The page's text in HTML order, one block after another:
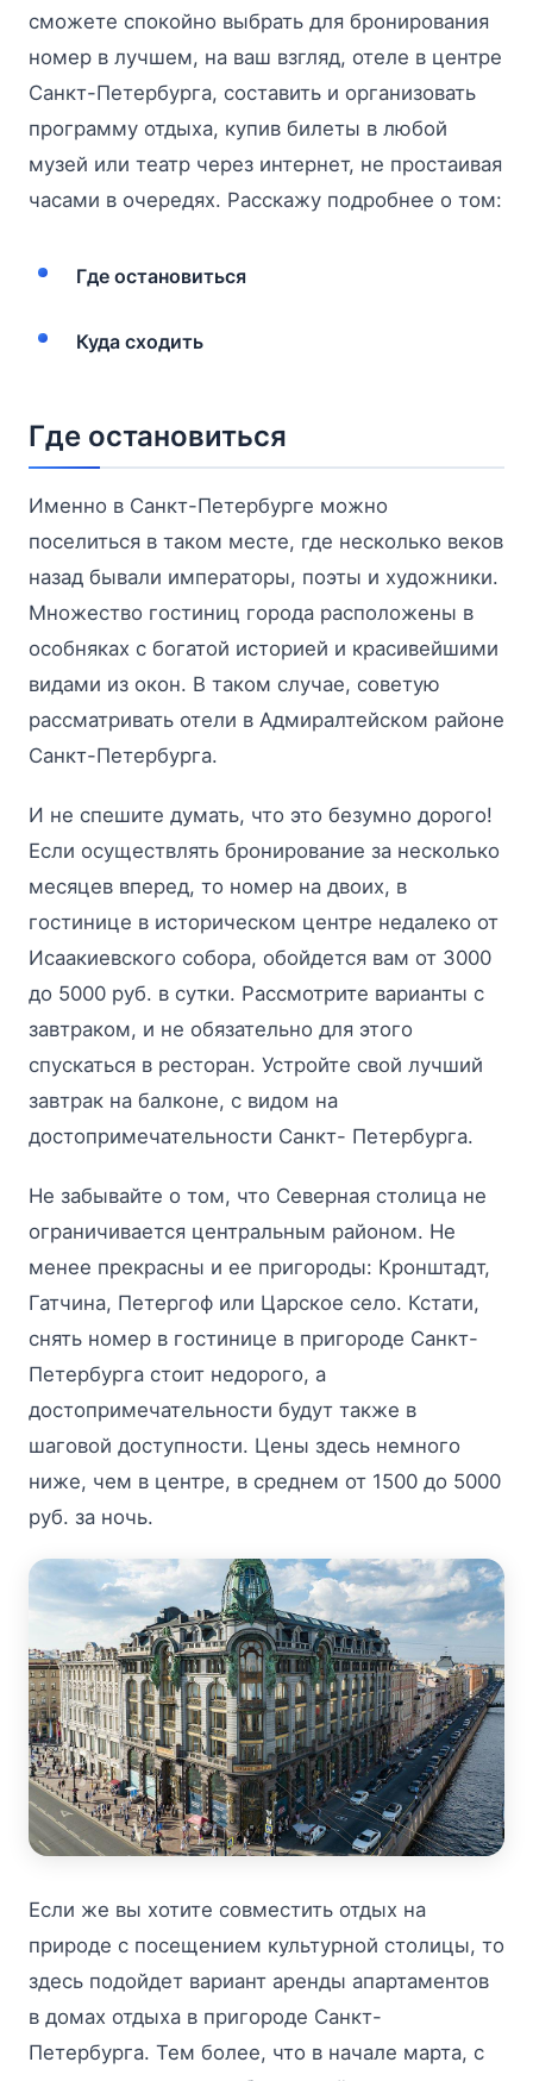
сможете спокойно выбрать для бронирования
номер в лучшем, на ваш взгляд, отеле в центре
Санкт-Петербурга, составить и организовать
программу отдыха, купив билеты в любой
музей или театр через интернет, не простаивая
часами в очередях. Расскажу подробнее о том:
Где остановиться
Куда сходить
Где остановиться
Именно в Санкт-Петербурге можно
поселиться в таком месте, где несколько веков
назад бывали императоры, поэты и художники.
Множество гостиниц города расположены в
особняках с богатой историей и красивейшими
видами из окон. В таком случае, советую
рассматривать отели в Адмиралтейском районе
Санкт-Петербурга.
И не спешите думать, что это безумно дорого!
Если осуществлять бронирование за несколько
месяцев вперед, то номер на двоих, в
гостинице в историческом центре недалеко от
Исаакиевского собора, обойдется вам от 3000
до 5000 руб. в сутки. Рассмотрите варианты с
завтраком, и не обязательно для этого
спускаться в ресторан. Устройте свой лучший
завтрак на балконе, с видом на
достопримечательности Санкт- Петербурга.
Не забывайте о том, что Северная столица не
ограничивается центральным районом. Не
менее прекрасны и ее пригороды: Кронштадт,
Гатчина, Петергоф или Царское село. Кстати,
снять номер в гостинице в пригороде Санкт-
Петербурга стоит недорого, а
достопримечательности будут также в
шаговой доступности. Цены здесь немного
ниже, чем в центре, в среднем от 1500 до 5000
руб. за ночь.
Если же вы хотите совместить отдых на
природе с посещением культурной столицы, то
здесь подойдет вариант аренды апартаментов
в домах отдыха в пригороде Санкт-
Петербурга. Тем более, что в начале марта, с